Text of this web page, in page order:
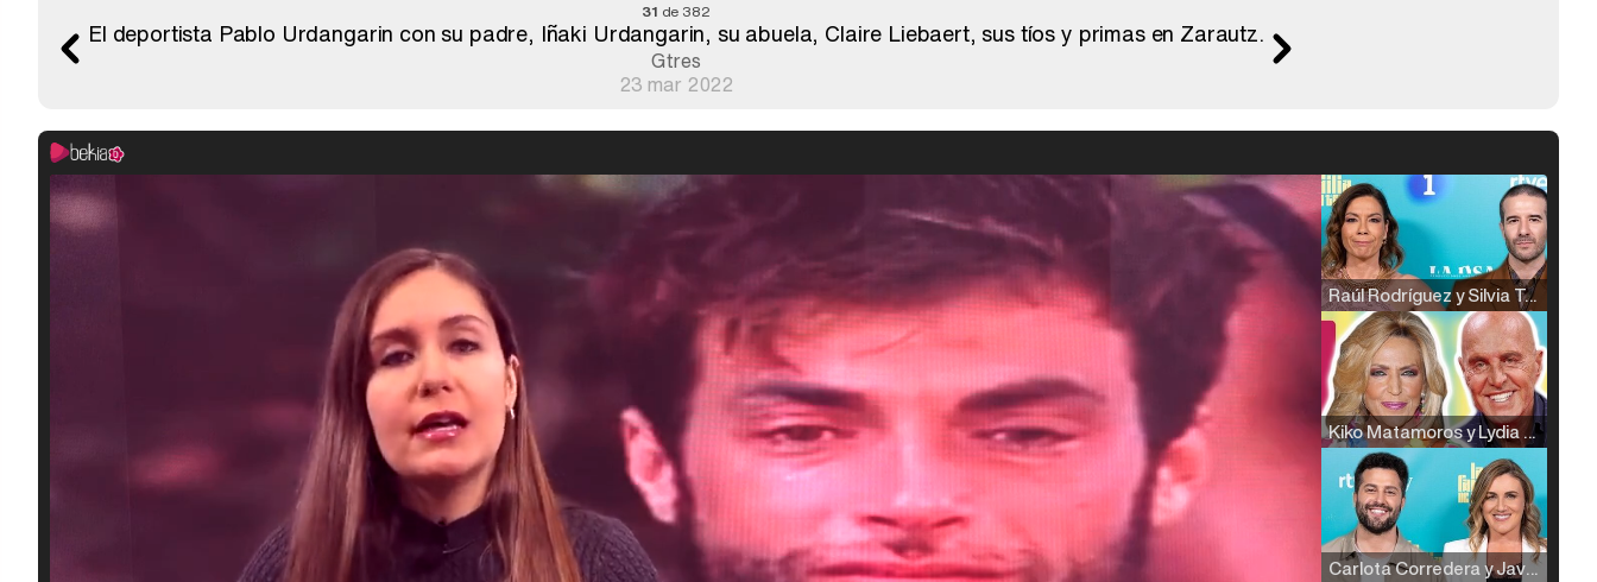
31 de 382
El deportista Pablo Urdangarin con su padre, Iñaki Urdangarin, su abuela, Claire Liebaert, sus tíos y primas en Zarautz.
Gtres
23 mar 2022
Raúl Rodríguez y Silvia Taulés nos cuentan su papel en 'La familia de la tele'
Kiko Matamoros y Lydia Lozano: "Nuestro público es de todas las edades y RTVE tiene un público muy pegado a las novelas, al que tenemos que captar"
Carlota Corredera y Javier de Hoyos: "La tele tiene que representar al público también y aquí están todos los perfiles posibles&quo;